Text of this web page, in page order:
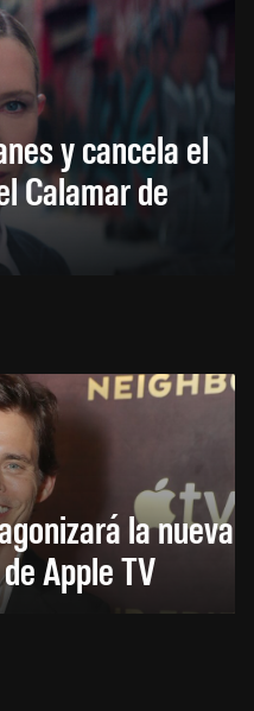
y cancela el
Calamar de
la nueva
Apple TV